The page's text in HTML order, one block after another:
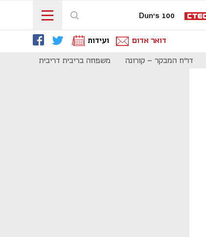
Dun's 100
דואר אדום ועידות
דו"ח המבקר - קורונה משפחה בריבית דריבית